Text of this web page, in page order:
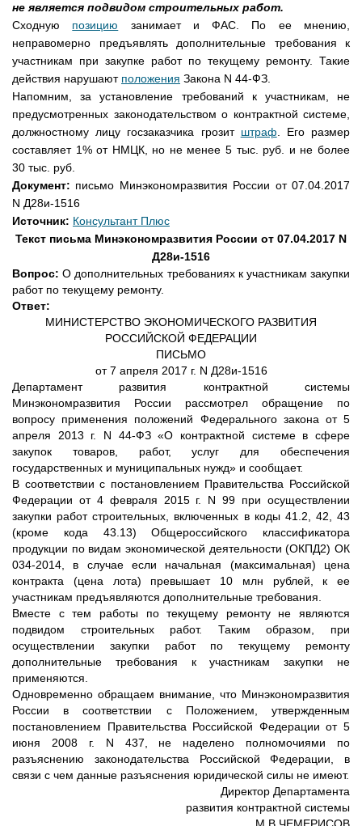
не является подвидом строительных работ.
Сходную позицию занимает и ФАС. По ее мнению,
неправомерно предъявлять дополнительные требования к
участникам при закупке работ по текущему ремонту. Такие
действия нарушают положения Закона N 44-ФЗ.
Напомним, за установление требований к участникам, не
предусмотренных законодательством о контрактной системе,
должностному лицу госзаказчика грозит штраф. Его размер
составляет 1% от НМЦК, но не менее 5 тыс. руб. и не более
30 тыс. руб.
Документ: письмо Минэкономразвития России от 07.04.2017
N Д28и-1516
Источник: Консультант Плюс
Текст письма Минэкономразвития России от 07.04.2017 N
Д28и-1516
Вопрос: О дополнительных требованиях к участникам закупки
работ по текущему ремонту.
Ответ:
МИНИСТЕРСТВО ЭКОНОМИЧЕСКОГО РАЗВИТИЯ
РОССИЙСКОЙ ФЕДЕРАЦИИ
ПИСЬМО
от 7 апреля 2017 г. N Д28и-1516
Департамент развития контрактной системы
Минэкономразвития России рассмотрел обращение по
вопросу применения положений Федерального закона от 5
апреля 2013 г. N 44-ФЗ «О контрактной системе в сфере
закупок товаров, работ, услуг для обеспечения
государственных и муниципальных нужд» и сообщает.
В соответствии с постановлением Правительства Российской
Федерации от 4 февраля 2015 г. N 99 при осуществлении
закупки работ строительных, включенных в коды 41.2, 42, 43
(кроме кода 43.13) Общероссийского классификатора
продукции по видам экономической деятельности (ОКПД2) ОК
034-2014, в случае если начальная (максимальная) цена
контракта (цена лота) превышает 10 млн рублей, к ее
участникам предъявляются дополнительные требования.
Вместе с тем работы по текущему ремонту не являются
подвидом строительных работ. Таким образом, при
осуществлении закупки работ по текущему ремонту
дополнительные требования к участникам закупки не
применяются.
Одновременно обращаем внимание, что Минэкономразвития
России в соответствии с Положением, утвержденным
постановлением Правительства Российской Федерации от 5
июня 2008 г. N 437, не наделено полномочиями по
разъяснению законодательства Российской Федерации, в
связи с чем данные разъяснения юридической силы не имеют.
Директор Департамента
развития контрактной системы